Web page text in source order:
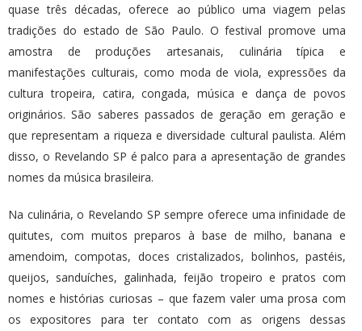
quase três décadas, oferece ao público uma viagem pelas
tradições do estado de São Paulo. O festival promove uma
amostra de produções artesanais, culinária típica e
manifestações culturais, como moda de viola, expressões da
cultura tropeira, catira, congada, música e dança de povos
originários. São saberes passados de geração em geração e
que representam a riqueza e diversidade cultural paulista. Além
disso, o Revelando SP é palco para a apresentação de grandes
nomes da música brasileira.
Na culinária, o Revelando SP sempre oferece uma infinidade de
quitutes, com muitos preparos à base de milho, banana e
amendoim, compotas, doces cristalizados, bolinhos, pastéis,
queijos, sanduíches, galinhada, feijão tropeiro e pratos com
nomes e histórias curiosas – que fazem valer uma prosa com
os expositores para ter contato com as origens dessas